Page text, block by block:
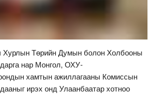
Төрийн Думын болон Холбооны
нар Монгол, ОХУ-
хамтын ажиллагааны Комиссын
ирэх онд Улаанбаатар хотноо